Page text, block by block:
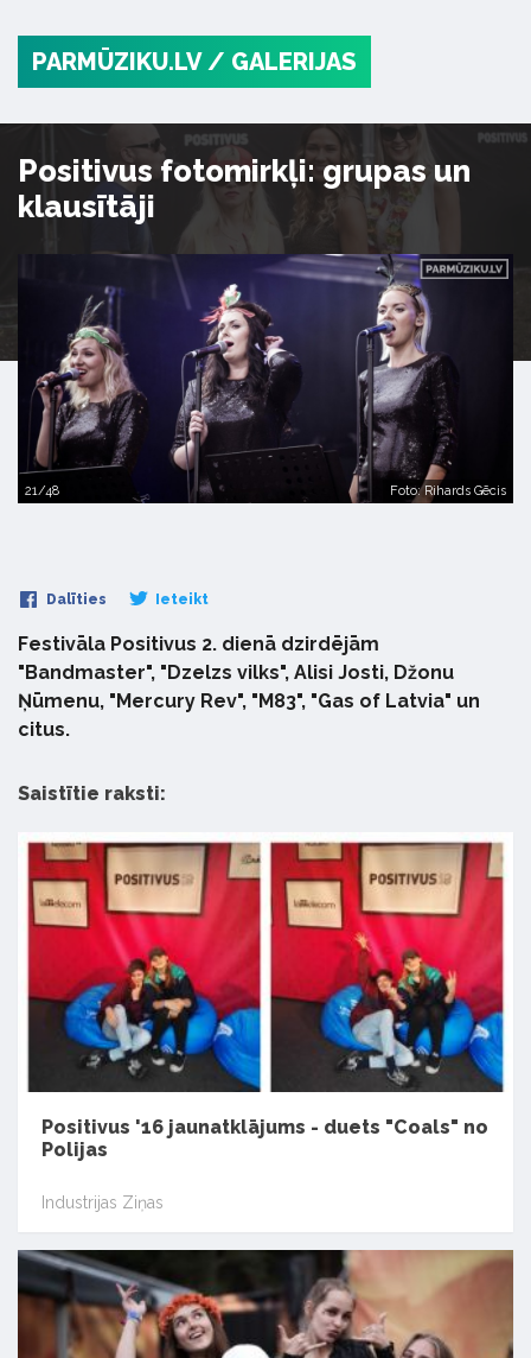
PARMŪZIKU.LV / GALERIJAS
Positivus fotomirkļi: grupas un
klausītāji
21/48 Foto: Rihards Gēcis
Dalīties Ieteikt
Festivāla Positivus 2. dienā dzirdējām
"Bandmaster", "Dzelzs vilks", Alisi Josti, Džonu
Ņūmenu, "Mercury Rev", "M83", "Gas of Latvia" un
citus.
Saistītie raksti:
Positivus '16 jaunatklājums - duets "Coals" no
Polijas
Industrijas Ziņas